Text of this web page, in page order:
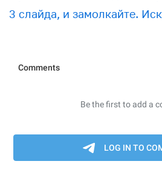
3 слайда, и замолкайте.